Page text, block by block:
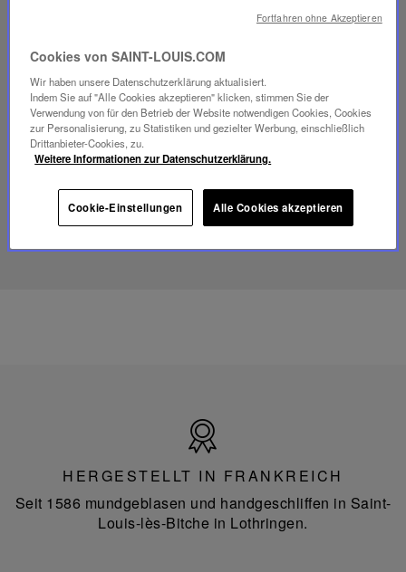
abspielen
YouTube-
Video,
Folia
Mini-
Portable-
Lampe
Frankreich
HERGESTELLT IN FRANKREICH
Seit 1586 mundgeblasen und handgeschliffen in Saint-
Louis-lès-Bitche in Lothringen.
Cookies von SAINT-LOUIS.COM
Wir haben unsere Datenschutzerklärung aktualisiert.
Indem Sie auf "Alle Cookies akzeptieren" klicken, stimmen Sie der
Verwendung von für den Betrieb der Website notwendigen Cookies, Cookies
zur Personalisierung, zu Statistiken und gezielter Werbung, einschließlich
Drittanbieter-Cookies, zu.
Weitere Informationen zur Datenschutzerklärung.
Cookie-Einstellungen Alle Cookies akzeptieren
Fortfahren ohne Akzeptieren